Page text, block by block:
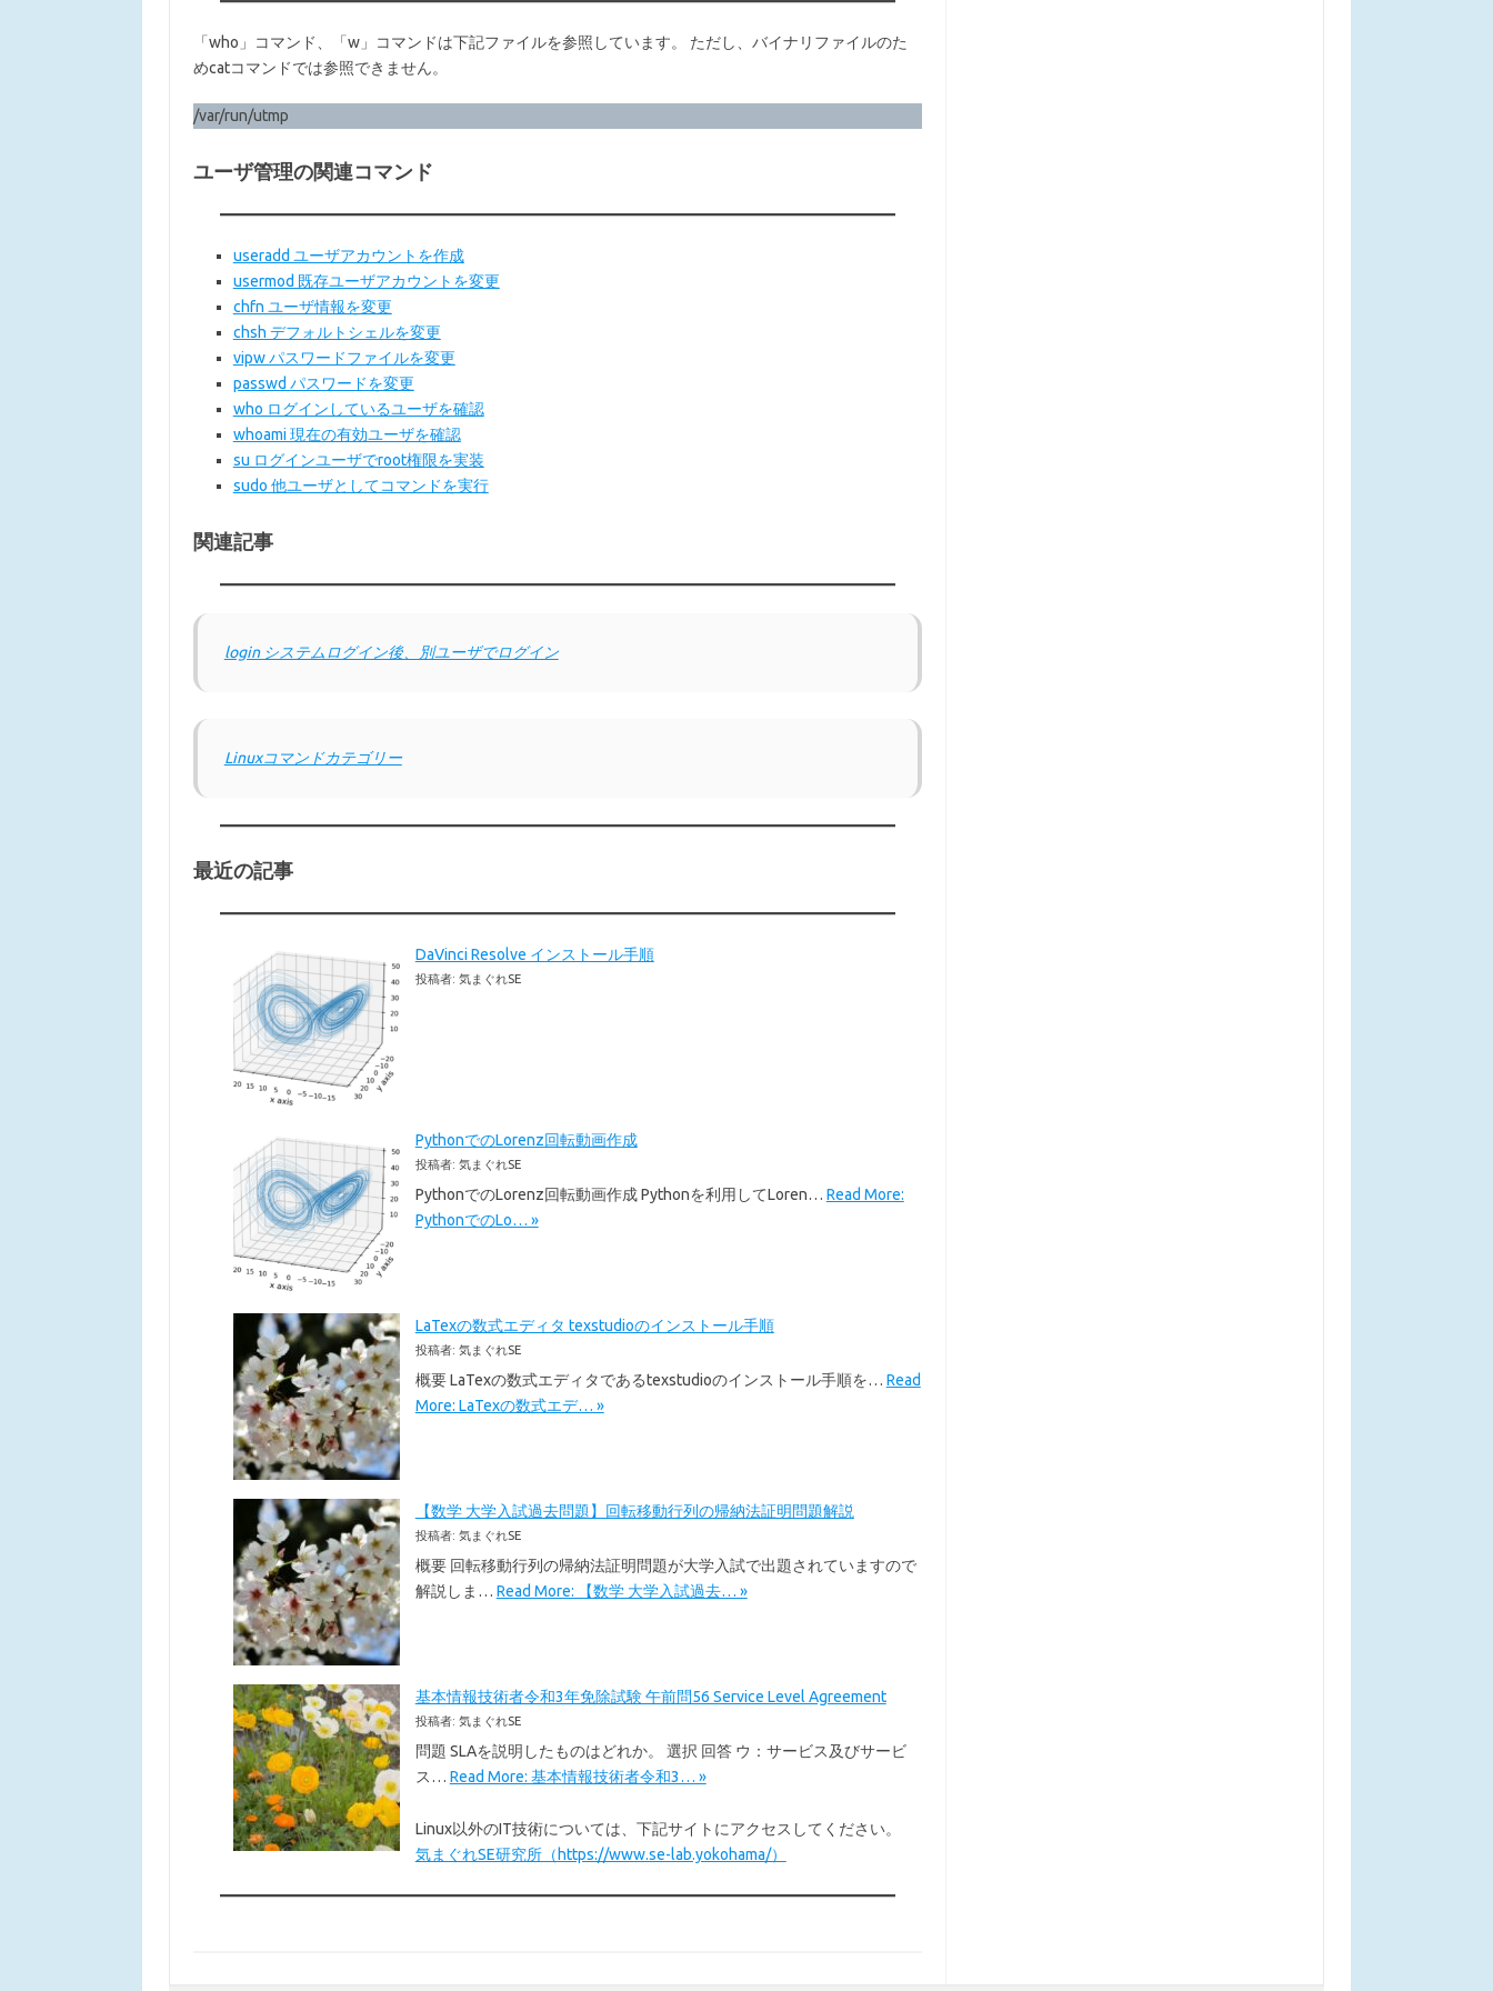
「who」コマンド、「w」コマンドは下記ファイルを参照しています。 ただし、バイナリファイルのた
めcatコマンドでは参照できません。
/var/run/utmp
ユーザ管理の関連コマンド
useradd ユーザアカウントを作成
usermod 既存ユーザアカウントを変更
chfn ユーザ情報を変更
chsh デフォルトシェルを変更
vipw パスワードファイルを変更
passwd パスワードを変更
who ログインしているユーザを確認
whoami 現在の有効ユーザを確認
su ログインユーザでroot権限を実装
sudo 他ユーザとしてコマンドを実行
関連記事
login システムログイン後、別ユーザでログイン
Linuxコマンドカテゴリー
最近の記事
DaVinci Resolve インストール手順
投稿者: 気まぐれSE
PythonでのLorenz回転動画作成
投稿者: 気まぐれSE
PythonでのLorenz回転動画作成 Pythonを利用してLoren… Read More:
PythonでのLo… »
LaTexの数式エディタ texstudioのインストール手順
投稿者: 気まぐれSE
概要 LaTexの数式エディタであるtexstudioのインストール手順を… Read
More: LaTexの数式エデ… »
【数学 大学入試過去問題】回転移動行列の帰納法証明問題解説
投稿者: 気まぐれSE
概要 回転移動行列の帰納法証明問題が大学入試で出題されていますので
解説しま… Read More: 【数学 大学入試過去… »
基本情報技術者令和3年免除試験 午前問56 Service Level Agreement
投稿者: 気まぐれSE
問題 SLAを説明したものはどれか。 選択 回答 ウ：サービス及びサービ
ス… Read More: 基本情報技術者令和3… »
Linux以外のIT技術については、下記サイトにアクセスしてください。
気まぐれSE研究所（https://www.se-lab.yokohama/）